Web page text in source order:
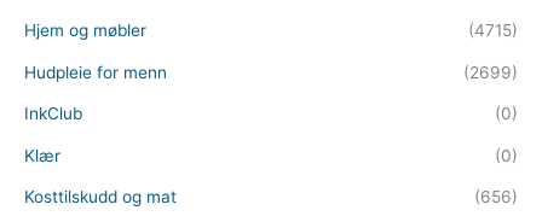
Hjem og møbler (4715)
Hudpleie for menn (2699)
InkClub (0)
Klær (0)
Kosttilskudd og mat (656)